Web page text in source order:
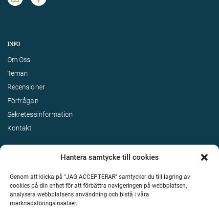
Hantera samtycke till cookies
Genom att klicka på "JAG ACCEPTERAR" samtycker du till lagring av
cookies på din enhet för att förbättra navigeringen på webbplatsen,
analysera webbplatsens användning och bistå i våra
marknadsföringsinsatser.
INFO
Om Oss
Teman
Recensioner
Förfrågan
Sekretessinformation
Kontakt